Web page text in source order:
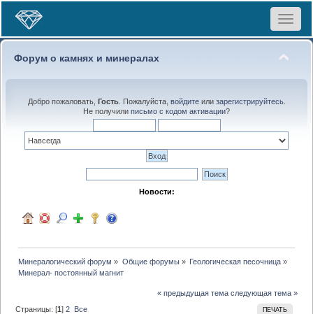
Toggle
Форум о камнях и минералах
Добро пожаловать, Гость. Пожалуйста, войдитеили зарегистрируйтесь.
Не получили письмо с кодом активации?
Новости:
Минералогический форум » Общие форумы» Геологическая песочница»
Минерал- постоянный магнит
« предыдущая тема следующая тема »
ПЕЧАТЬ
Страницы: [1]2 Все